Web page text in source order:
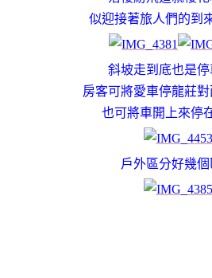
似迎接著旅人們的到
斜坡走到底也是停
房客可將愛車停龍莊對
也可將車開上來停
戶外區分好幾